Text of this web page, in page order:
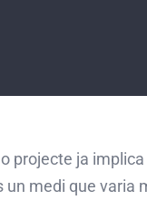
projecte ja
un medi que varia